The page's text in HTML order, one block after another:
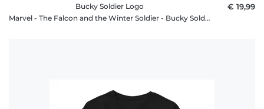
Bucky Soldier Logo
Marvel - The Falcon and the Winter Soldier - Bucky Soldier Logo - Frauen T-Shirt
€ 19,99